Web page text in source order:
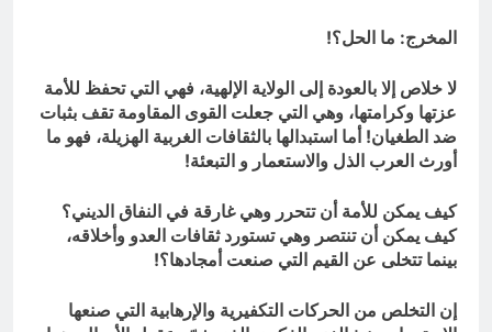
المخرج: ما الحل؟!
لا خلاص إلا بالعودة إلى الولاية الإلهية، فهي التي تحفظ للأمة
عزتها وكرامتها، وهي التي جعلت القوى المقاومة تقف بثبات
ضد الطغيان! أما استبدالها بالثقافات الغربية الهزيلة، فهو ما
أورث العرب الذل والاستعمار و التبعئة!
كيف يمكن للأمة أن تتحرر وهي غارقة في النفاق الديني؟
كيف يمكن أن تنتصر وهي تستورد ثقافات العدو وأخلاقه،
بينما تتخلى عن القيم التي صنعت أمجادها؟!
إن التخلص من الحركات التكفيرية والإرهابية التي صنعها